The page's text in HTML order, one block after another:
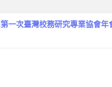
一次臺灣校務研究專業協會